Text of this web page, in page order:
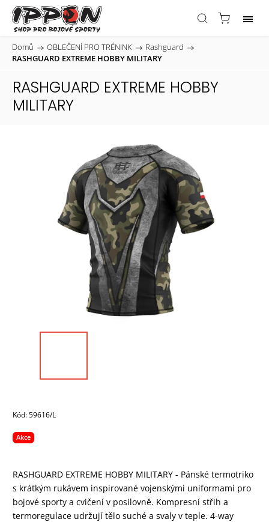
Domů / OBLEČENÍ PRO TRÉNINK / Rashguard /
RASHGUARD EXTREME HOBBY MILITARY
RASHGUARD EXTREME HOBBY
MILITARY
Kód:59616/L
Akce
RASHGUARD EXTREME HOBBY MILITARY - Pánské termotriko
s krátkým rukávem inspirované vojenskými uniformami pro
bojové sporty a cvičení v posilovně. Kompresní střih a
termoregulace udržují tělo suché a svaly v teple. 4-way